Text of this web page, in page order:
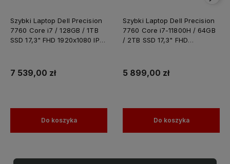
Szybki Laptop Dell Precision
7760 Core i7 / 128GB / 1TB
SSD 17,3" FHD 1920x1080 IPS
Laptop do Grafiki
Projektowania
7 539,00 zł
Do koszyka
Szybki Laptop Dell Precision
7760 Core i7-11800H / 64GB
/ 2TB SSD 17,3" FHD
11 PRO / Laptop do Grafiki
Projektowania
5 899,00 zł
Do koszyka